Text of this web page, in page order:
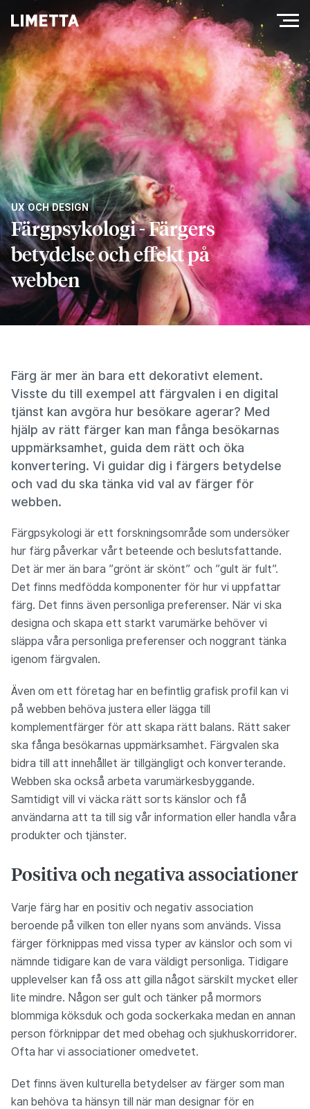
UX OCH DESIGN
Färgpsykologi - Färgers
betydelse och effekt på
webben
Färg är mer än bara ett dekorativt element.
Visste du till exempel att färgvalen i en digital
tjänst kan avgöra hur besökare agerar? Med
hjälp av rätt färger kan man fånga besökarnas
uppmärksamhet, guida dem rätt och öka
konvertering. Vi guidar dig i färgers betydelse
och vad du ska tänka vid val av färger för
webben.
Färgpsykologi är ett forskningsområde som undersöker
hur färg påverkar vårt beteende och beslutsfattande.
Det är mer än bara ”grönt är skönt” och ”gult är fult”.
Det finns medfödda komponenter för hur vi uppfattar
färg. Det finns även personliga preferenser. När vi ska
designa och skapa ett starkt varumärke behöver vi
släppa våra personliga preferenser och noggrant tänka
igenom färgvalen.
Även om ett företag har en befintlig grafisk profil kan vi
på webben behöva justera eller lägga till
komplementfärger för att skapa rätt balans. Rätt saker
ska fånga besökarnas uppmärksamhet. Färgvalen ska
bidra till att innehållet är tillgängligt och konverterande.
Webben ska också arbeta varumärkesbyggande.
Samtidigt vill vi väcka rätt sorts känslor och få
användarna att ta till sig vår information eller handla våra
produkter och tjänster.
Positiva och negativa associationer
Varje färg har en positiv och negativ association
beroende på vilken ton eller nyans som används. Vissa
färger förknippas med vissa typer av känslor och som vi
nämnde tidigare kan de vara väldigt personliga. Tidigare
upplevelser kan få oss att gilla något särskilt mycket eller
lite mindre. Någon ser gult och tänker på mormors
blommiga köksduk och goda sockerkaka medan en annan
person förknippar det med obehag och sjukhuskorridorer.
Ofta har vi associationer omedvetet.
Det finns även kulturella betydelser av färger som man
kan behöva ta hänsyn till när man designar för en